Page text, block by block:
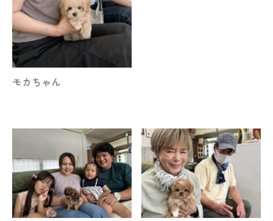
モカちゃん